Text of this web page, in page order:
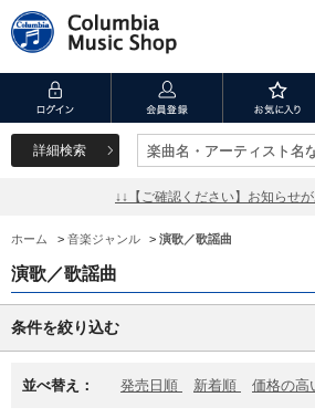
詳細検索 楽曲名・アーティスト名
楽曲名・アーティスト名
↓↓【ご確認ください】お知らせ
ホーム > 音楽ジャンル > 演歌／歌謡曲
演歌／歌謡曲
条件を絞り込む
並べ替え： 発売日順 新着順 価格の高